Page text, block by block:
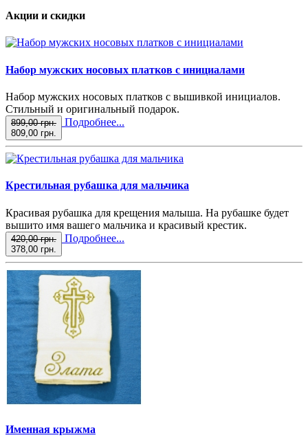
Акции и скидки
Набор мужских носовых платков с инициалами
Набор мужских носовых платков с вышивкой инициалов.
Стильный и оригинальный подарок.
899,00 грн.
809,00 грн.
Подробнее...
Крестильная рубашка для мальчика
Красивая рубашка для крещения малыша. На рубашке будет
вышито имя вашего мальчика и красивый крестик.
420,00 грн.
378,00 грн.
Подробнее...
Именная крыжма